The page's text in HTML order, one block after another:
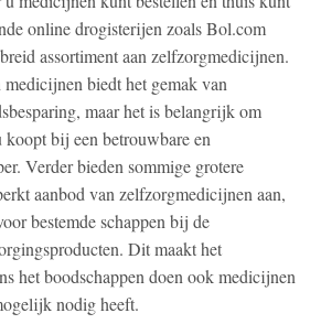
online drogisterijen zoals Bol.com
assortiment aan zelfzorgmedicijnen.
biedt het gemak van
maar het is belangrijk om
koopt bij een betrouwbare en
Verder bieden sommige grotere
aanbod van zelfzorgmedicijnen aan,
bestemde schappen bij de
Dit maakt het
het boodschappen doen ook medicijnen
nodig heeft.